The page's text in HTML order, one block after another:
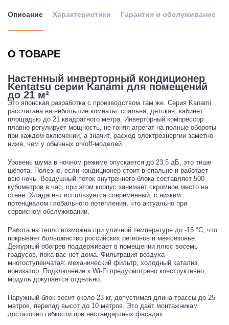
Описание Характеристики Гарантия и обслуживание
О ТОВАРЕ
Настенный инверторный кондиционер
Kentatsu серии Kanami для помещений
до 21 м²
Это японская разработка с производством там же. Серия Kanami
рассчитана на небольшие комнаты: спальня, детская, кабинет
площадью до 21 квадратного метра. Инверторный компрессор
плавно регулирует мощность, не гоняя агрегат на полные обороты
при каждом включении, а значит, расход электроэнергии заметно
ниже, чем у обычных on/off-моделей.
Уровень шума в ночном режиме опускается до 23,5 дБ, это тише
шёпота. Полезно, если кондиционер стоит в спальне и работает
всю ночь. Воздушный поток внутреннего блока составляет 500
кубометров в час, при этом корпус занимает скромное место на
стене. Хладагент используется современный, с низким
потенциалом глобального потепления, что актуально при
сервисном обслуживании.
Работа на тепло возможна при уличной температуре до -15 °C, что
покрывает большинство российских регионов в межсезонье.
Дежурный обогрев поддерживает в помещении плюс восемь
градусов, пока вас нет дома. Фильтрация воздуха
многоступенчатая: механический фильтр, холодный катализ,
ионизатор. Подключение к Wi-Fi предусмотрено конструктивно,
модуль докупается отдельно.
Наружный блок весит около 23 кг, допустимая длина трассы до 25
метров, перепад высот до 10 метров. Это даёт монтажникам
достаточно гибкости при нестандартных фасадах.